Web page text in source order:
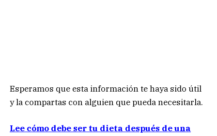
Esperamos que esta información te haya sido útil
y la compartas con alguien que pueda necesitarla.
Lee cómo debe ser tu dieta después de una